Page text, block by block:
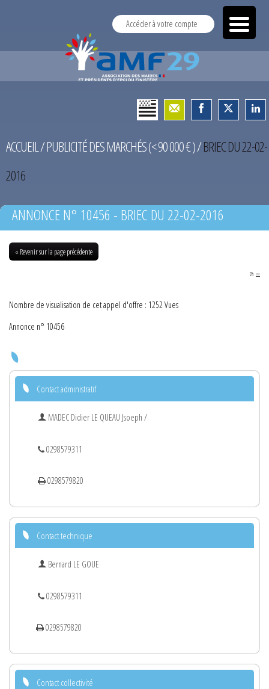
Accéder à votre compte
ACCUEIL/PUBLICITÉ DES MARCHÉS (< 90 000 € )/BRIEC DU 22-02-
2016
ANNONCE N° 10456 - BRIEC DU 22-02-2016
« Revenir sur la page précédente
PDF
Nombre de visualisation de cet appel d'offre : 1252 Vues
Annonce n° 10456
Contact administratif
MADEC Didier LE QUEAU Jsoeph /
0298579311
0298579820
Contact technique
Bernard LE GOUE
0298579311
0298579820
Contact collectivité